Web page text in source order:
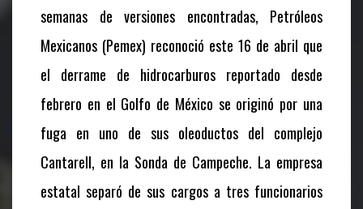
semanas de versiones encontradas, Petróleos
Mexicanos (Pemex) reconoció este 16 de abril que
el derrame de hidrocarburos reportado desde
febrero en el Golfo de México se originó por una
fuga en uno de sus oleoductos del complejo
Cantarell, en la Sonda de Campeche. La empresa
estatal separó de sus cargos a tres funcionarios